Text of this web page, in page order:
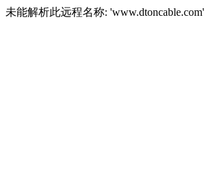
未能解析此远程名称: 'www.dtoncable.com'